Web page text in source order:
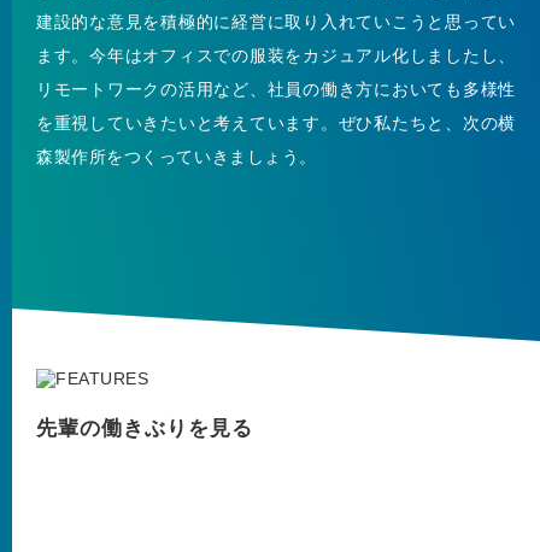
建設的な意見を積極的に経営に取り入れていこうと思ってい
ます。今年はオフィスでの服装をカジュアル化しましたし、
リモートワークの活用など、社員の働き方においても多様性
を重視していきたいと考えています。ぜひ私たちと、次の横
森製作所をつくっていきましょう。
先輩の働きぶりを見る